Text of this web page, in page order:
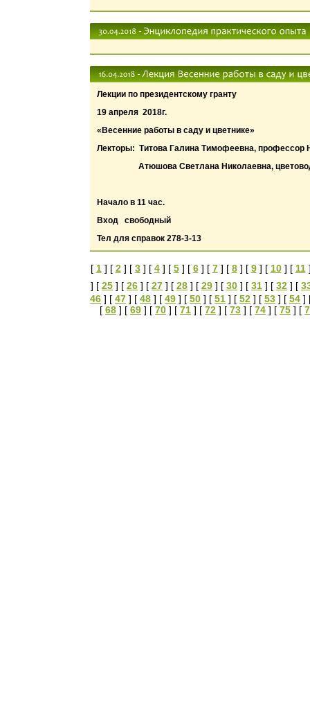
Лекции по президентскому гранту
19 апреля 2018г.
«Весенние работы в саду и цветнике»
Лекторы: Титова Галина Тимофеевна, профессор
Атюшова Светлана Николаевна,
Начало в 11 час.
Вход свободный
Тел для справок 278-3-13
[ 1] [ 2] [ 3] [ 4] [ 5] [ 6] [ 7] [ 8] [ 9] [ 10] [ 11
] [ 25 ] [ 26 ] [ 27 ] [ 28 ] [ 29 ] [ 30 ] [ 31 ] [ 32 ] [
46 ] [ 47 ] [ 48 ] [ 49 ] [ 50 ] [ 51 ] [ 52 ] [ 53 ] [ 54 ]
[ 68 ] [ 69 ] [ 70 ] [ 71 ] [ 72 ] [ 73 ] [ 74 ] [ 75 ] [